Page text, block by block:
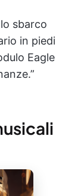
sbarco
in piedi
Eagle